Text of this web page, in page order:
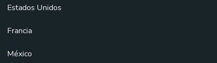
Estados Unidos
Francia
México